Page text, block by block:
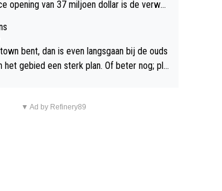
opening van 37 miljoen dollar is de verwa
bent, dan is even langsgaan bij de ouds
een sterk plan. Of beter nog; pla
▼ Ad by Refinery89